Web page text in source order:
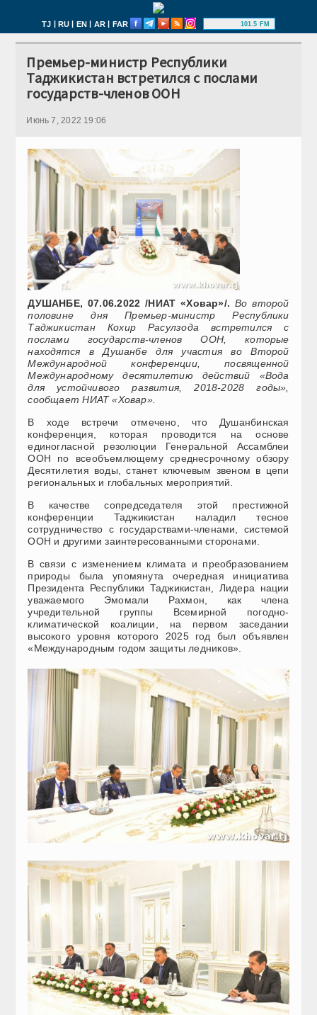
TJ | RU | EN | AR | FAR 101.5 FM
Премьер-министр Республики
Таджикистан встретился с послами
государств-членов ООН
Июнь 7, 2022 19:06
ДУШАНБЕ, 07.06.2022 /НИАТ «Ховар»/. Во второй
половине дня Премьер-министр Республики
Таджикистан Кохир Расулзода встретился с
послами государств-членов ООН, которые
находятся в Душанбе для участия во Второй
Международной конференции, посвященной
Международному десятилетию действий «Вода
для устойчивого развития, 2018-2028 годы»,
сообщает НИАТ «Ховар».
В ходе встречи отмечено, что Душанбинская
конференция, которая проводится на основе
единогласной резолюции Генеральной Ассамблеи
ООН по всеобъемлющему среднесрочному обзору
Десятилетия воды, станет ключевым звеном в цепи
региональных и глобальных мероприятий.
В качестве сопредседателя этой престижной
конференции Таджикистан наладил тесное
сотрудничество с государствами-членами, системой
ООН и другими заинтересованными сторонами.
В связи с изменением климата и преобразованием
природы была упомянута очередная инициатива
Президента Республики Таджикистан, Лидера нации
уважаемого Эмомали Рахмон, как члена
учредительной группы Всемирной погодно-
климатической коалиции, на первом заседании
высокого уровня которого 2025 год был объявлен
«Международным годом защиты ледников».